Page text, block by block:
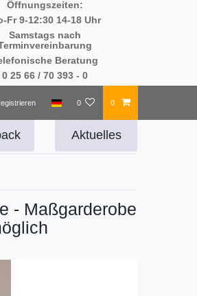
Öffnungszeiten:
Fr 9-12:30 14-18 Uhr
Samstags nach
Beratung
0 25 66 / 70 393 - 0
0 0
Aktuelles
- Maßgarderobe